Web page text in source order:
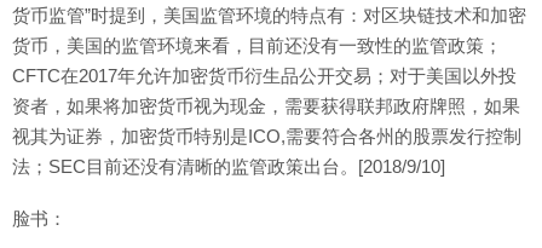
货币监管”时提到，美国监管环境的特点有：对区块链技术和加密
货币，美国的监管环境来看，目前还没有一致性的监管政策；
CFTC在2017年允许加密货币衍生品公开交易；对于美国以外投
资者，如果将加密货币视为现金，需要获得联邦政府牌照，如果
视其为证券，加密货币特别是ICO,需要符合各州的股票发行控制
法；SEC目前还没有清晰的监管政策出台。[2018/9/10]
脸书：